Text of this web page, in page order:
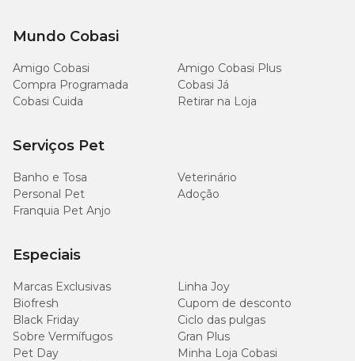
Mundo Cobasi
Amigo Cobasi
Amigo Cobasi Plus
Compra Programada
Cobasi Já
Cobasi Cuida
Retirar na Loja
Serviços Pet
Banho e Tosa
Veterinário
Personal Pet
Adoção
Franquia Pet Anjo
Especiais
Marcas Exclusivas
Linha Joy
Biofresh
Cupom de desconto
Black Friday
Ciclo das pulgas
Sobre Vermífugos
Gran Plus
Pet Day
Minha Loja Cobasi